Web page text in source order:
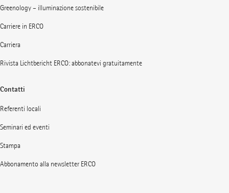
Greenology – illuminazione sostenibile
Carriere in ERCO
Carriera
Rivista Lichtbericht ERCO: abbonatevi gratuitamente
Contatti
Referenti locali
Seminari ed eventi
Stampa
Abbonamento alla newsletter ERCO